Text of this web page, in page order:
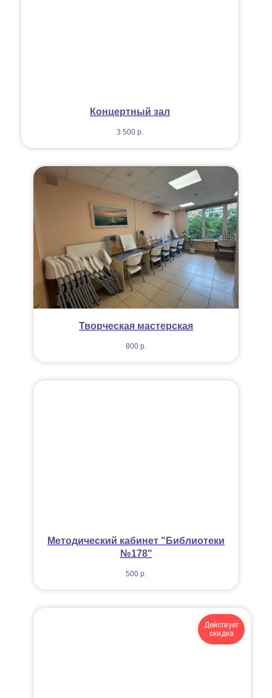
Концертный зал
3 500 р.
Творческая мастерская
800 р.
Методический кабинет "Библиотеки
№178"
500 р.
Действует
скидка